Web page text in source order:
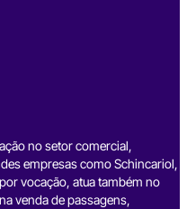
no setor comercial,
empresas como Schincariol,
vocação, atua também no
venda de passagens,